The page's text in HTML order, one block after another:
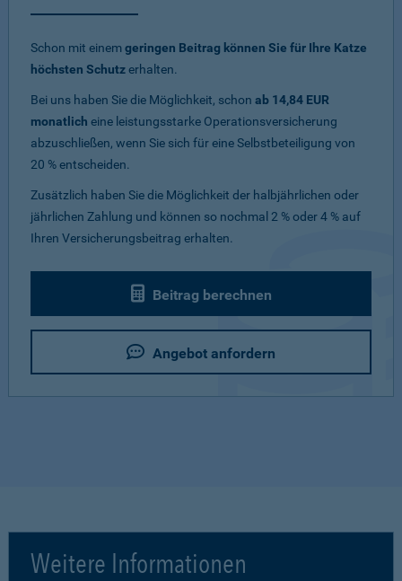
Schon mit einemgeringen Beitrag können Sie für Ihre Katze
höchsten Schutzerhalten.
Bei uns haben Sie die Möglichkeit, schon ab 14,84 EUR
monatlich eine leistungsstarke Operationsversicherung
abzuschließen, wenn Sie sich für eine Selbstbeteiligung von
20 % entscheiden.
Zusätzlich haben Sie die Möglichkeit der halbjährlichen oder
jährlichen Zahlung und können so nochmal 2 % oder 4 % auf
Ihren Versicherungsbeitrag erhalten.
Beitrag berechnen
Angebot anfordern
Weitere Informationen